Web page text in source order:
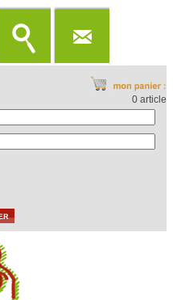
0 article